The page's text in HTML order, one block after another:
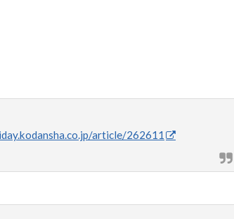
article/262611